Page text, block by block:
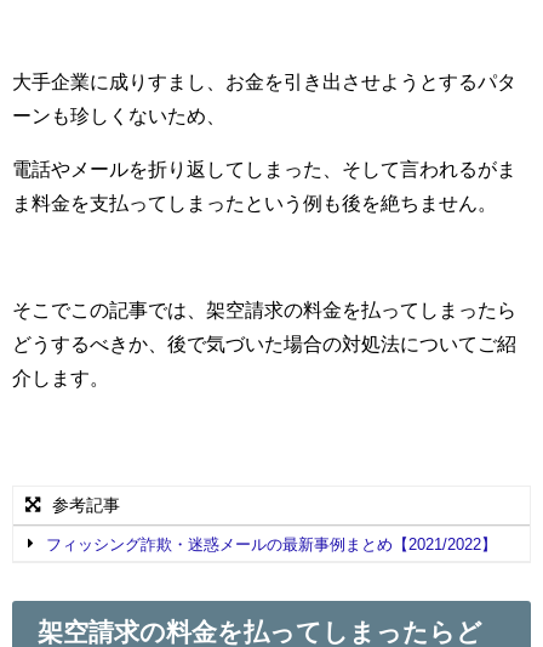
大手企業に成りすまし、お金を引き出させようとするパタ
ーンも珍しくないため、
電話やメールを折り返してしまった、そして言われるがま
ま料金を支払ってしまったという例も後を絶ちません。
そこでこの記事では、架空請求の料金を払ってしまったら
どうするべきか、後で気づいた場合の対処法についてご紹
介します。
参考記事
フィッシング詐欺・迷惑メールの最新事例まとめ【2021/2022】
架空請求の料金を払ってしまったらど